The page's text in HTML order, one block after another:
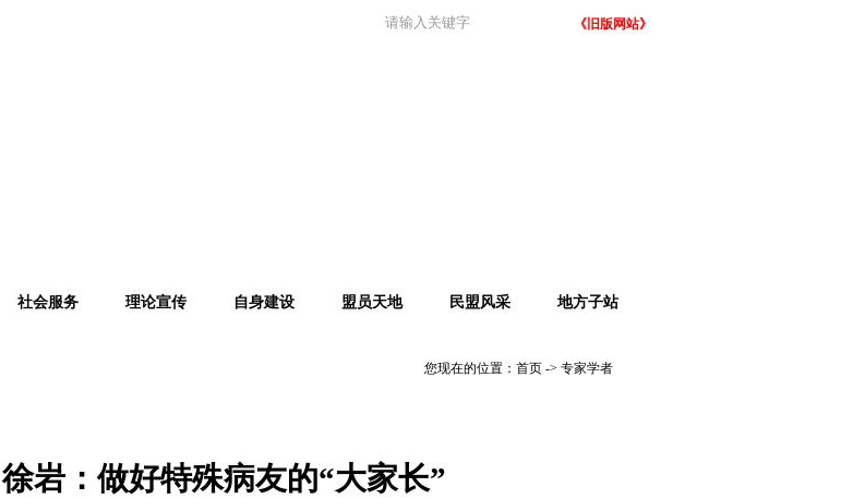
《旧版网站》
社会服务 理论宣传 自身建设 盟员天地 民盟风采 地方子站
您现在的位置： 首页 -> 专家学者
徐岩：做好特殊病友的“大家长”